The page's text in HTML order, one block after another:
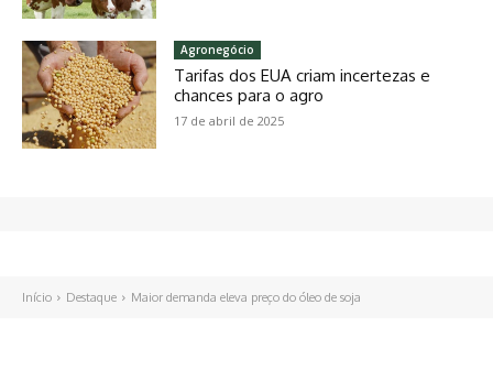
Agronegócio
Tarifas dos EUA criam incertezas e
chances para o agro
17 de abril de 2025